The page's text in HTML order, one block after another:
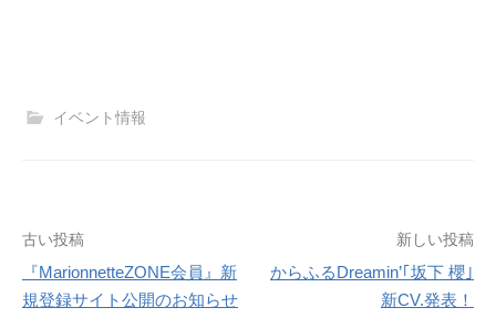
イベント情報
投
稿
古い投稿
『MarionnetteZONE会員』新
規登録サイト公開のお知らせ
新しい投稿
からふるDreamin’｢坂下 櫻｣
新CV.発表！